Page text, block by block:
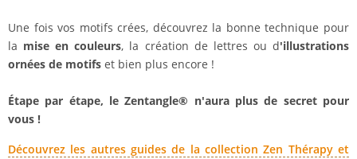
Une fois vos motifs crées, découvrez la bonne technique pour
la mise en couleurs, la création de lettres ou d'illustrations
ornées de motifs et bien plus encore !
Étape par étape, le Zentangle® n'aura plus de secret pour
vous !
Découvrez les autres guides de la collection Zen Thérapy et